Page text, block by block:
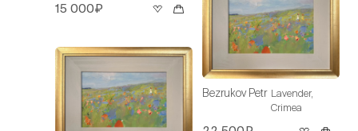
15 000₽
Bezrukov Petr Lavender,
Crimea